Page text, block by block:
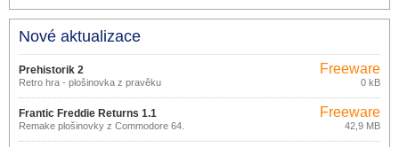
Nové aktualizace
Prehistorik 2
Retro hra - plošinovka z pravěku
Freeware
0 kB
Frantic Freddie Returns 1.1
Remake plošinovky z Commodore 64.
Freeware
42,9 MB